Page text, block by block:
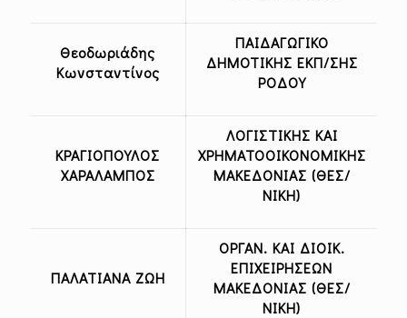
Θεοδωριάδης
Κωνσταντίνος
ΠΑΙΔΑΓΩΓΙΚΟ
ΔΗΜΟΤΙΚΗΣ ΕΚΠ/ΣΗΣ
ΡΟΔΟΥ
ΚΡΑΓΙΟΠΟΥΛΟΣ
ΧΑΡΑΛΑΜΠΟΣ
ΛΟΓΙΣΤΙΚΗΣ ΚΑΙ
ΧΡΗΜΑΤΟΟΙΚΟΝΟΜΙΚΗΣ
ΜΑΚΕΔΟΝΙΑΣ (ΘΕΣ/
ΝΙΚΗ)
ΠΑΛΑΤΙΑΝΑ ΖΩΗ
ΟΡΓΑΝ. ΚΑΙ ΔΙΟΙΚ.
ΕΠΙΧΕΙΡΗΣΕΩΝ
ΜΑΚΕΔΟΝΙΑΣ (ΘΕΣ/
ΝΙΚΗ)